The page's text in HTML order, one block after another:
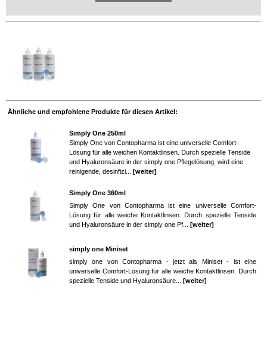
Ähnliche und empfohlene Produkte für diesen Artikel:
Simply One 250ml
Simply One von Contopharma ist eine universelle Comfort-
Lösung für alle weichen Kontaktlinsen. Durch spezielle Tenside
und Hyaluronsäure in der simply one Pflegelösung, wird eine
reinigende, desinfizi... [weiter]
Simply One 360ml
Simply One von Contopharma ist eine universelle Comfort-
Lösung für alle weiche Kontaktlinsen. Durch spezielle Tenside
und Hyaluronsäure in der simply one Pf... [weiter]
simply one Miniset
simply one von Contopharma - jetzt als Miniset - ist eine
universelle Comfort-Lösung für alle weiche Kontaktlinsen. Durch
spezielle Tenside und Hyaluronsäure... [weiter]